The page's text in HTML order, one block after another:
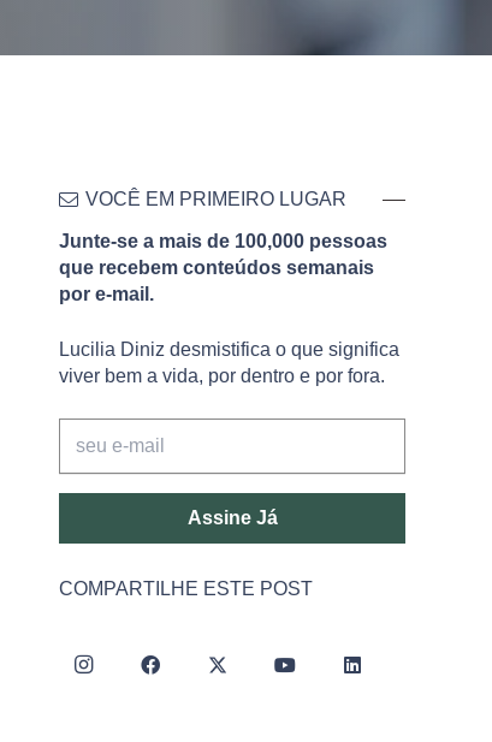
VOCÊ EM PRIMEIRO LUGAR
Junte-se a mais de 100,000 pessoas
que recebem conteúdos semanais
por e-mail.
Lucilia Diniz desmistifica o que significa
viver bem a vida, por dentro e por fora.
Assine Já
COMPARTILHE ESTE POST